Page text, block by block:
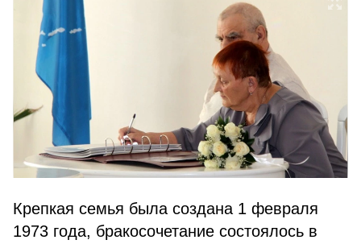
Крепкая семья была создана 1 февраля
1973 года, бракосочетание состоялось в